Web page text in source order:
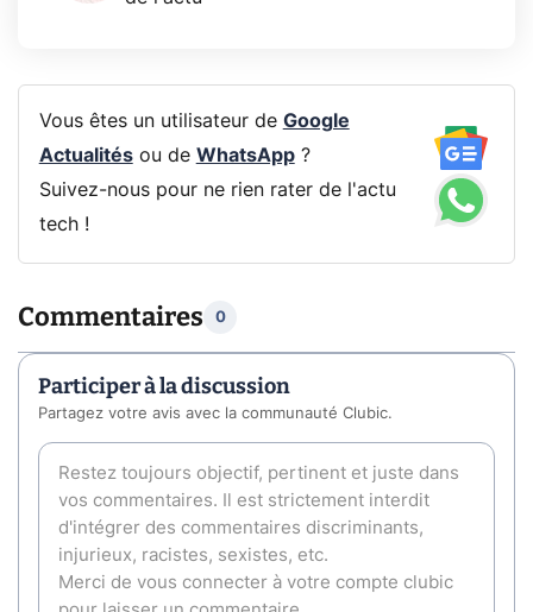
Vous êtes un utilisateur de Google
Actualitésou de WhatsApp?
Suivez-nous pour ne rien rater de l'actu
tech !
Commentaires 0
Participer à la discussion
Partagez votre avis avec la communauté Clubic.